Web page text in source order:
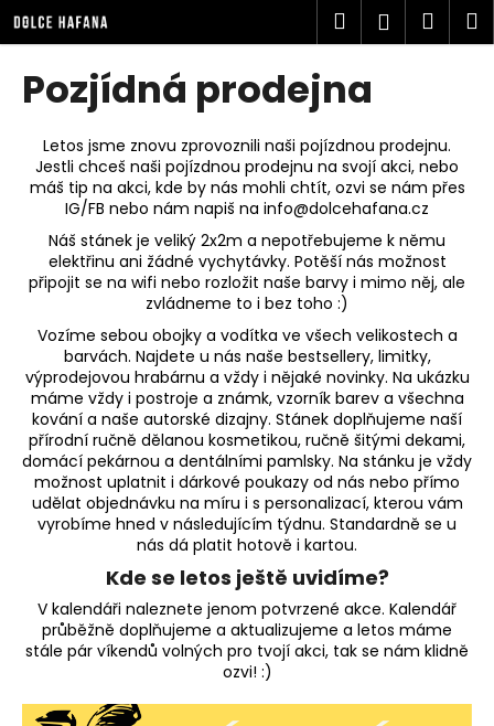
na
obsah
Hledat
Pozjídná prodejna
Letos jsme znovu zprovoznili naši pojízdnou prodejnu.
Jestli chceš naši pojízdnou prodejnu na svojí akci, nebo
máš tip na akci, kde by nás mohli chtít, ozvi se nám přes
IG/FB nebo nám napiš na info@dolcehafana.cz
Náš stánek je veliký 2x2m a nepotřebujeme k němu
elektřinu ani žádné vychytávky. Potěší nás možnost
připojit se na wifi nebo rozložit naše barvy i mimo něj, ale
zvládneme to i bez toho :)
Vozíme sebou obojky a vodítka ve všech velikostech a
barvách. Najdete u nás naše bestsellery, limitky,
výprodejovou hrabárnu a vždy i nějaké novinky. Na ukázku
máme vždy i postroje a známk, vzorník barev a všechna
kování a naše autorské dizajny. Stánek doplňujeme naší
přírodní ručně dělanou kosmetikou, ručně šitými dekami,
domácí pekárnou a dentálními pamlsky. Na stánku je vždy
možnost uplatnit i dárkové poukazy od nás nebo přímo
udělat objednávku na míru i s personalizací, kterou vám
vyrobíme hned v následujícím týdnu. Standardně se u
nás dá platit hotově i kartou.
Kde se letos ještě uvidíme?
V kalendáři naleznete jenom potvrzené akce. Kalendář
průběžně doplňujeme a aktualizujeme a letos máme
stále pár víkendů volných pro tvojí akci, tak se nám klidně
ozvi! :)
K
o
p
e
b
j
e
t
e
n
a
?